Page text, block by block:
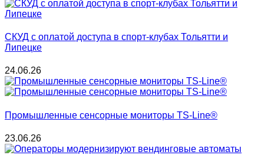
СКУД с оплатой доступа в спорт-клубах Тольятти и
Липецке
24.06.26
Промышленные сенсорные мониторы TS-Line®
23.06.26